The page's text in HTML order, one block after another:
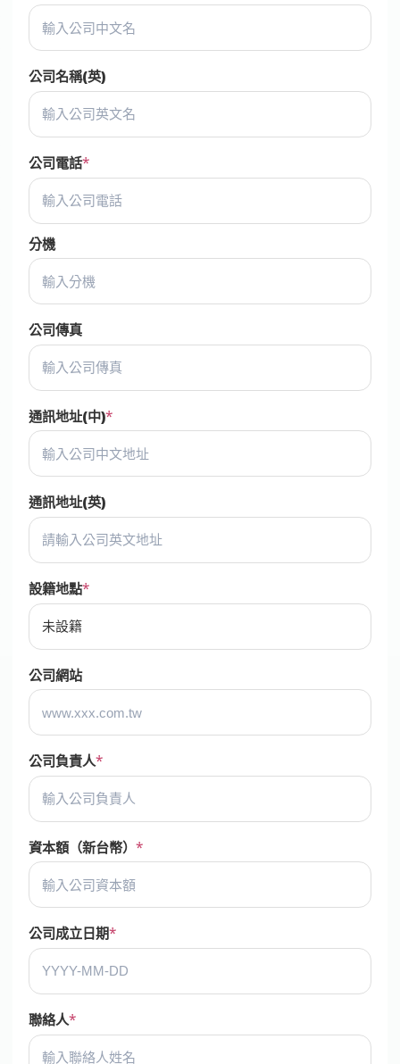
公司名稱(英)
公司電話
分機
公司傳真
通訊地址(中)
通訊地址(英)
設籍地點
公司網站
公司負責人
資本額（新台幣）
公司成立日期
聯絡人